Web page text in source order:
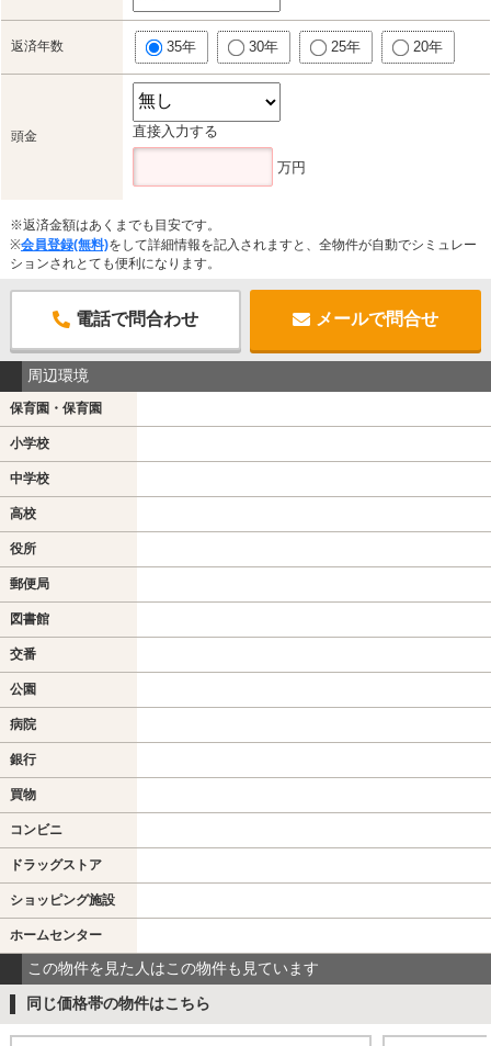
返済年数 35年 30年 25年 20年
頭金 直接入力する
万円
※返済金額はあくまでも目安です。
※会員登録(無料)をして詳細情報を記入されますと、全物件が自動でシミュレー
ションされとても便利になります。
電話で問合わせ メールで問合せ
周辺環境
保育園・保育園
小学校
中学校
高校
役所
郵便局
図書館
交番
公園
病院
銀行
買物
コンビニ
ドラッグストア
ショッピング施設
ホームセンター
この物件を見た人はこの物件も見ています
同じ価格帯の物件はこちら